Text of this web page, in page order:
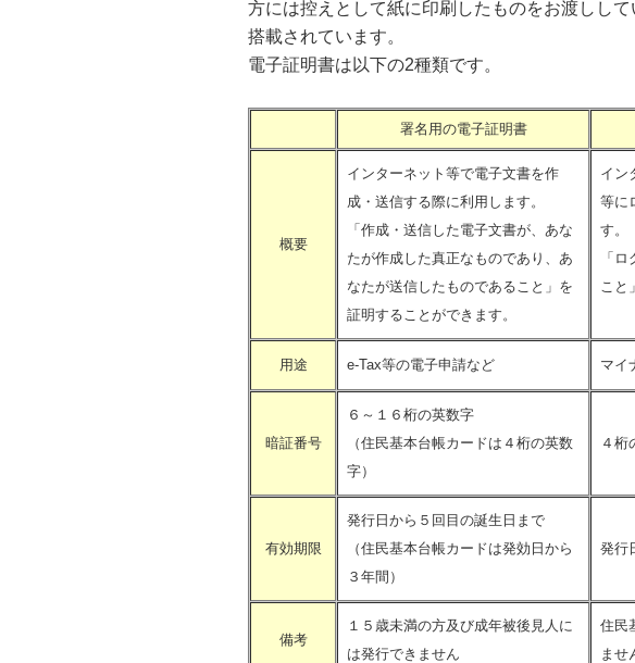
方には控えとして紙に印刷したものをお渡しし
搭載されています。
電子証明書は以下の2種類です。
署名用の電子証明書
概要
インターネット等で電子文書を作
成・送信する際に利用します。
「作成・送信した電子文書が、あな
たが作成した真正なものであり、あ
なたが送信したものであること」を
証明することができます。
イン
等に
す。
「
こと
用途 e-Tax等の電子申請など マイ
暗証番号
６～１６桁の英数字
（住民基本台帳カードは４桁の英数
字）
４桁
有効期限
発行日から５回目の誕生日まで
（住民基本台帳カードは発効日から
３年間）
発行
備考
１５歳未満の方及び成年被後見人に
は発行できません
住民
ませ